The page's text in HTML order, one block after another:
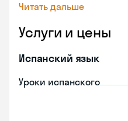
Читать дальше
Услуги и цены
Испанский язык
Уроки испанского